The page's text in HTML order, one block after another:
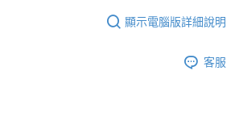
顯示電腦版詳細說明
客服